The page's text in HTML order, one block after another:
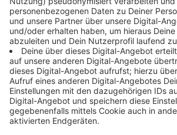
zeitweise auf der Kippe. Dass der Zug
Karnevalssamstag jetzt doch
vielen Spenden aus der Stadt und
zu verdanken, sagen die
Ende November hatte die Stadtpolitik
diesjährige Session Fördermittel in
Euro für die Karnevalszüge
werden davon die Züge in Wiesdorf,
und Lützenkirchen. Gerade in